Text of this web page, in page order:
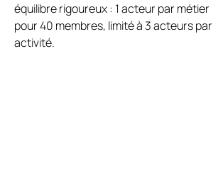
équilibre rigoureux : 1 acteur par métier
pour 40 membres, limité à 3 acteurs par
activité.